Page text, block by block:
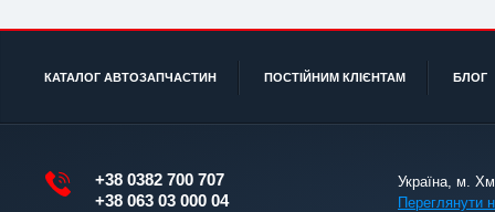
КАТАЛОГ АВТОЗАПЧАСТИН ПОСТІЙНИМ КЛІЄНТАМ БЛОГ
+38 0382 700 707
+38 063 03 000 04
Україна, м.
Переглянути